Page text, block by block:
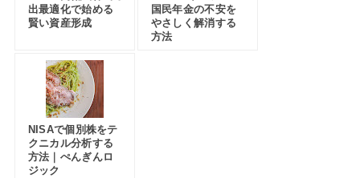
出最適化で始める
賢い資産形成
国民年金の不安を
やさしく解消する
方法
NISAで個別株をテ
クニカル分析する
方法｜ぺんぎんロ
ジック